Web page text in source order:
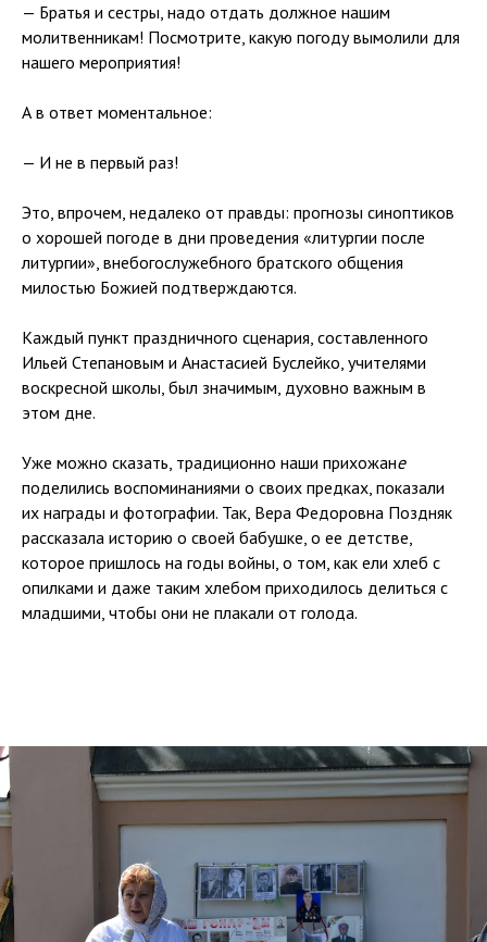
— Братья и сестры, надо отдать должное нашим
молитвенникам! Посмотрите, какую погоду вымолили для
нашего мероприятия!
А в ответ моментальное:
— И не в первый раз!
Это, впрочем, недалеко от правды: прогнозы синоптиков
о хорошей погоде в дни проведения «литургии после
литургии», внебогослужебного братского общения
милостью Божией подтверждаются.
Каждый пункт праздничного сценария, составленного
Ильей Степановым и Анастасией Буслейко, учителями
воскресной школы, был значимым, духовно важным в
этом дне.
Уже можно сказать, традиционно наши прихожане
поделились воспоминаниями о своих предках, показали
их награды и фотографии. Так, Вера Федоровна Поздняк
рассказала историю о своей бабушке, о ее детстве,
которое пришлось на годы войны, о том, как ели хлеб с
опилками и даже таким хлебом приходилось делиться с
младшими, чтобы они не плакали от голода.